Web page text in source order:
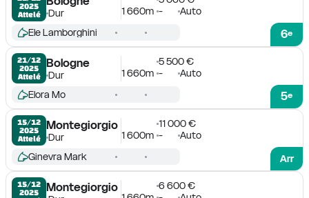
2025
Attelé
Dur
1 660m - Auto
6e
Ele Lamborghini
21/12
2025
Attelé
Bologne
Dur
5 500 €
1 660m - Auto
5e
Elora Mo
15/12
2025
Attelé
Montegiorgio
Dur
11 000 €
1 600m -
Auto
Arr
Ginevra Mark
15/12
2025
Montegiorgio
6 600 €